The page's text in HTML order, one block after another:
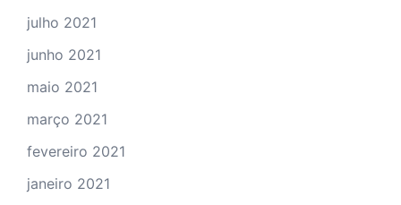
julho 2021
junho 2021
maio 2021
março 2021
fevereiro 2021
janeiro 2021